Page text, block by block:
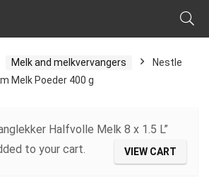
Melk and melkvervangers
Nestle
Melk Poeder 400 g
Halfvolle Melk 8 x 1.5 L”
to your cart.
VIEW CART